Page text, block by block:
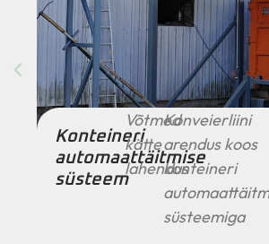
Konteineri
automaattäitmise
süsteem
Võtmed
kätte
lahendus
Konveierliini
arendus koos
konteineri
süsteemiga